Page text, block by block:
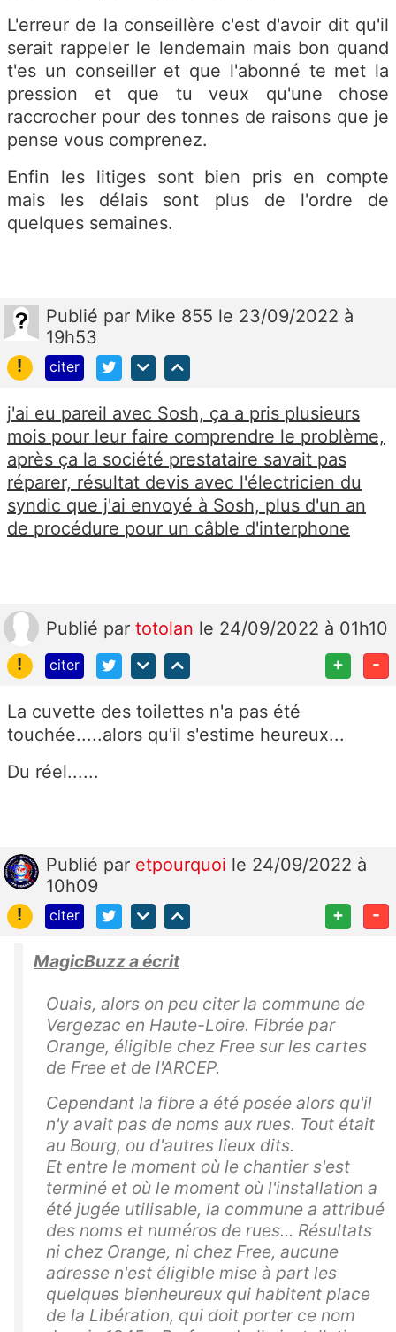
L'erreur de la conseillère c'est d'avoir dit qu'il
serait rappeler le lendemain mais bon quand
t'es un conseiller et que l'abonné te met la
pression et que tu veux qu'une chose
raccrocher pour des tonnes de raisons que je
pense vous comprenez.
Enfin les litiges sont bien pris en compte
mais les délais sont plus de l'ordre de
quelques semaines.
Publié par Mike 855 le 23/09/2022 à
19h53
!
citer
j'ai eu pareil avec Sosh, ça a pris plusieurs
mois pour leur faire comprendre le problème,
après ça la société prestataire savait pas
réparer, résultat devis avec l'électricien du
syndic que j'ai envoyé à Sosh, plus d'un an
de procédure pour un câble d'interphone
Publié par totolan le 24/09/2022 à 01h10
!
citer + -
La cuvette des toilettes n'a pas été
touchée.....alors qu'il s'estime heureux...
Du réel......
Publié par etpourquoi le 24/09/2022 à
10h09
!
citer + -
MagicBuzz a écrit
Ouais, alors on peu citer la commune de
Vergezac en Haute-Loire. Fibrée par
Orange, éligible chez Free sur les cartes
de Free et de l'ARCEP.
Cependant la fibre a été posée alors qu'il
n'y avait pas de noms aux rues. Tout était
au Bourg, ou d'autres lieux dits.
Et entre le moment où le chantier s'est
terminé et où le moment où l'installation a
été jugée utilisable, la commune a attribué
des noms et numéros de rues... Résultats
ni chez Orange, ni chez Free, aucune
adresse n'est éligible mise à part les
quelques bienheureux qui habitent place
de la Libération, qui doit porter ce nom